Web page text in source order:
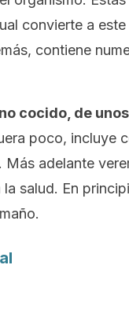
convierte a
contiene
cocido, de
poco, incluye
Más adelante
salud. En